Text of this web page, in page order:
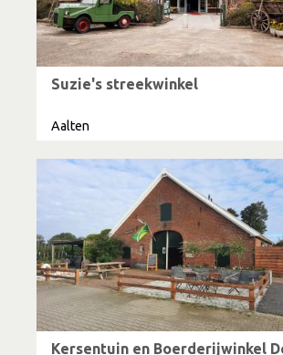
Suzie's streekwinkel
Aalten
Kersentuin en Boerderijwinkel